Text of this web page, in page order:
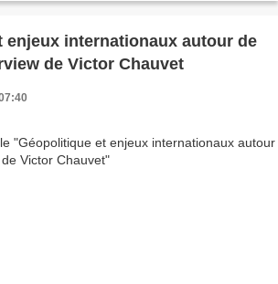
enjeux internationaux autour de
de Victor Chauvet